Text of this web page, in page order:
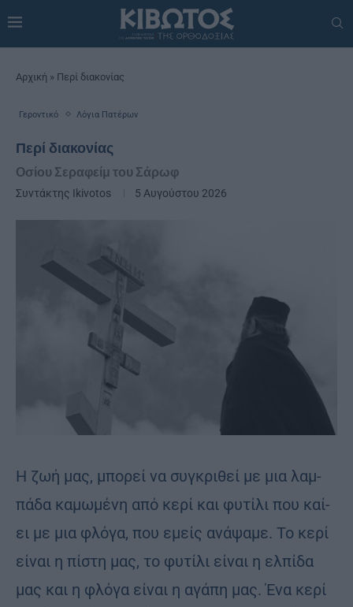
Αρχική » Περί διακονίας
Γεροντικό Λόγια Πατέρων
Περί διακονίας
Οσίου Σεραφείμ του Σάρωφ
Συντάκτης Ikivotos 5 Αυγούστου 2026
Η ζωή μας, μπο­ρεί να συγ­κρι­θεί με μια λαμ­
πά­δα κα­μω­μέ­νη από κερί και φυ­τί­λι που καί­
ει με μια φλό­γα, που εμείς ανά­ψα­με. Το κερί
εί­ναι η πί­στη μας, το φυ­τί­λι εί­ναι η ελ­πί­δα
μας και η φλό­γα εί­ναι η αγά­πη μας. Ένα κερί